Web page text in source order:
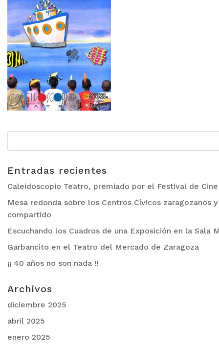
Entradas recientes
Caleidoscopio Teatro, premiado por el Festival de
Mesa redonda sobre los Centros Cívicos zaragozanos
compartido
Escuchando los Cuadros de una Exposición en la Sala
Garbancito en el Teatro del Mercado de Zaragoza
¡¡ 40 años no son nada !!
Archivos
diciembre 2025
abril 2025
enero 2025